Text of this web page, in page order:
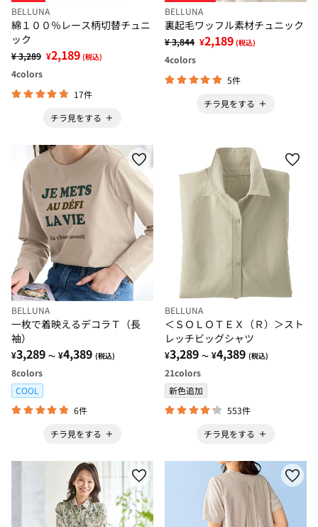
BELLUNA
綿１００％レース柄切替チュニ
ック
¥ 3,289 ¥2,189 (税込)
4colors
17件
チラ見をする
BELLUNA
裏起毛ワッフル素材チュニック
¥ 3,844 ¥2,189 (税込)
4colors
5件
チラ見をする
BELLUNA
一枚で着映えるデコラＴ（長
袖）
¥3,289 ～ ¥4,389 (税込)
8colors
COOL
6件
チラ見をする
BELLUNA
＜ＳＯＬＯＴＥＸ（Ｒ）＞スト
レッチビッグシャツ
¥3,289 ～ ¥4,389 (税込)
21colors
新色追加
553件
チラ見をする